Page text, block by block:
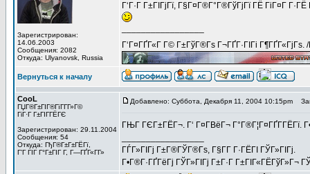
Зарегистрирован:
14.06.2003
Сообщения: 2082
Откуда: Ulyanovsk, Russia
Г‘Г·Г Г±ГІГјГї, Г§Г¤Г®Г°Г®ГўГјГї ГЁ ГіГ¤Г Г·ГЁ
Г‘Г¤ГҐГ«Г Г© Г±ГўГ®Гѕ Г¬ГҐГ·ГІГі Г¶ГҐГ«ГјГѕ.
Вернуться к началу
CooL
ГЏГ®Г±ГІГ®ГїГ­Г­Г»Г©
ГіГ·Г Г±ГІГ­ГЁГЄ
Зарегистрирован: 29.11.2004
Сообщения: 54
Откуда: ГђГ®Г±Г±ГЁГї,
Г’Г ГІГ Г°Г±ГІГ Г­, Г—ГҐГ«Г­Г»
Добавлено: Суббота, Декабря 11, 2004 10:15pm
ГЊГ ГЄГ±ГЁГ¬. Г‘ Г¤Г­ВёГ¬ Г°Г®Г¦Г¤ГҐГ­ГЁГї.
ГЃГ»ГІГј Г±Г®ГЎГ®Гѕ, Г§Г­Г Г·ГЁГІ ГЎГ»ГІГј.
Г•Г®Г·ГҐГёГј ГЎГ»ГІГј Г±Г·Г Г±ГІГ«ГЁГўГ»Г¬